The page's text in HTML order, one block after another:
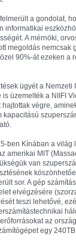
a gondolat,
informatikai
A mérnöki,
megoldás
90%-át ezeken
ügyét a
üzemelték a NIIFI
végre,
ben Kínában a
amerikai MIT
van
sor. A gép
elvégzésére
teszi lehetővé,
az
egy